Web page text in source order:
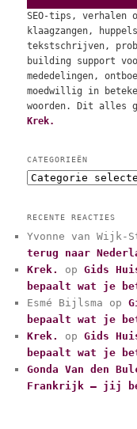
SEO-tips, verhalen
klaagzangen,
tekstschrijven,
building support
mededelingen,
moedwillig in
woorden. Dit alles
Krek.
CATEGORIEËN
C
e
g
o
r
i
e
ë
RECENTE REACTIES
Yvonne van Wijk-
terug naar
Krek.
opGids
bepaalt wat je
Esmé Bijlsma op
bepaalt wat je
Krek.
opGids
bepaalt wat je
Gonda Van den
Frankrijk – jij